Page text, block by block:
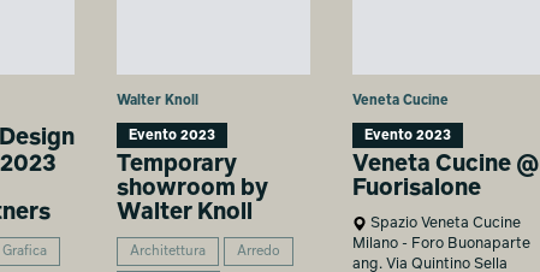
Design
Grafica
Walter Knoll
Evento 2023
Temporary
showroom by
Walter Knoll
Architettura Arredo
Veneta Cucine
Evento 2023
Veneta Cucine @
Fuorisalone
Spazio Veneta Cucine
Milano - Foro Buonaparte
ang. Via Quintino Sella